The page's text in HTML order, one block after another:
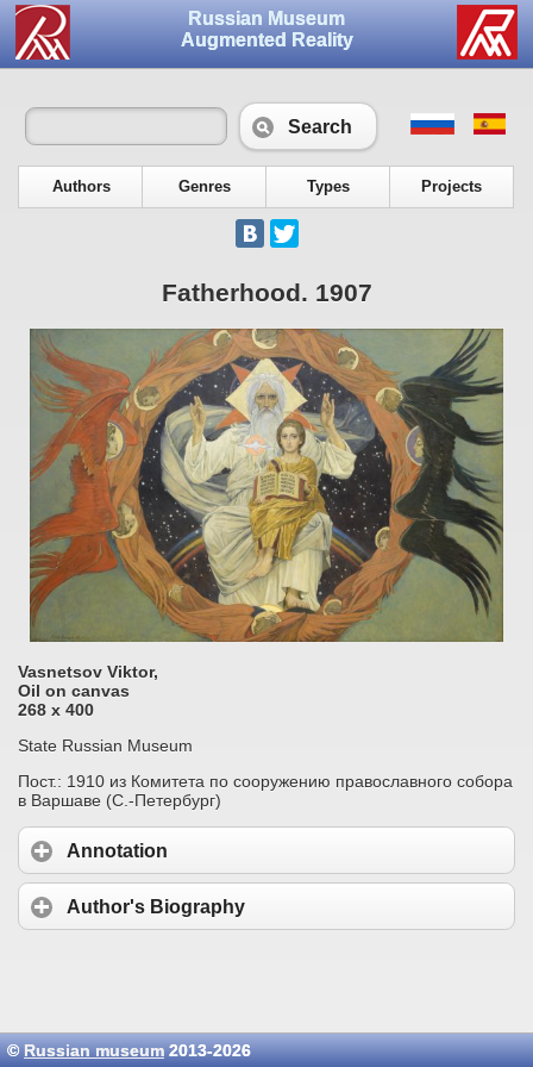
Russian Museum
Augmented Reality
Search
Authors Genres Types Projects
Fatherhood. 1907
Vasnetsov Viktor,
Oil on canvas
268 х 400
State Russian Museum
Пост.: 1910 из Комитета по сооружению православного собора
в Варшаве (С.-Петербург)
Annotation
Author's Biography
©Russian museum2013-2026